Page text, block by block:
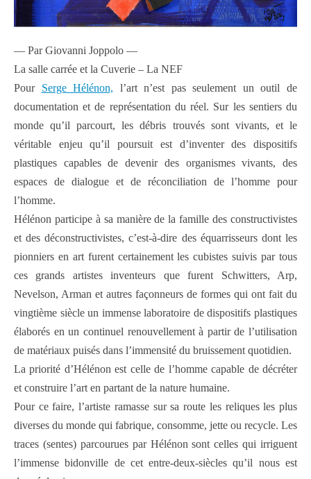
— Par Giovanni Joppolo —
La salle carrée et la Cuverie – La NEF
Pour Serge Hélénon, l’art n’est pas seulement un outil de
documentation et de représentation du réel. Sur les sentiers du
monde qu’il parcourt, les débris trouvés sont vivants, et le
véritable enjeu qu’il poursuit est d’inventer des dispositifs
plastiques capables de devenir des organismes vivants, des
espaces de dialogue et de réconciliation de l’homme pour
l’homme.
Hélénon participe à sa manière de la famille des constructivistes
et des déconstructivistes, c’est-à-dire des équarrisseurs dont les
pionniers en art furent certainement les cubistes suivis par tous
ces grands artistes inventeurs que furent Schwitters, Arp,
Nevelson, Arman et autres façonneurs de formes qui ont fait du
vingtième siècle un immense laboratoire de dispositifs plastiques
élaborés en un continuel renouvellement à partir de l’utilisation
de matériaux puisés dans l’immensité du bruissement quotidien.
La priorité d’Hélénon est celle de l’homme capable de décréter
et construire l’art en partant de la nature humaine.
Pour ce faire, l’artiste ramasse sur sa route les reliques les plus
diverses du monde qui fabrique, consomme, jette ou recycle. Les
traces (sentes) parcourues par Hélénon sont celles qui irriguent
l’immense bidonville de cet entre-deux-siècles qu’il nous est